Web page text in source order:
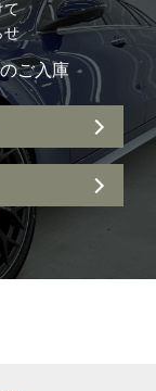
て
せ
ご入庫